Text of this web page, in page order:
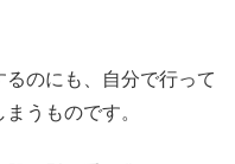
のにも、自分で行って
うものです。